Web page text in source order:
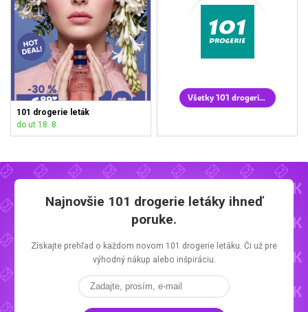
101 drogerie leták
do ut 18. 8.
Všetky 101 drogerie letáky
Najnovšie 101 drogerie letákyihneď
poruke.
Získajte prehľad o každom novom 101 drogerie letáku. Či už pre
výhodný nákup alebo inšpiráciu.